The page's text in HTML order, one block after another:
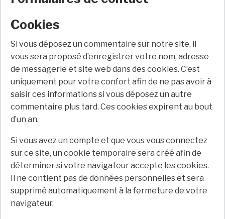
Cookies
Si vous déposez un commentaire sur notre site, il
vous sera proposé d’enregistrer votre nom, adresse
de messagerie et site web dans des cookies. C’est
uniquement pour votre confort afin de ne pas avoir à
saisir ces informations si vous déposez un autre
commentaire plus tard. Ces cookies expirent au bout
d’un an.
Si vous avez un compte et que vous vous connectez
sur ce site, un cookie temporaire sera créé afin de
déterminer si votre navigateur accepte les cookies.
Il ne contient pas de données personnelles et sera
supprimé automatiquement à la fermeture de votre
navigateur.